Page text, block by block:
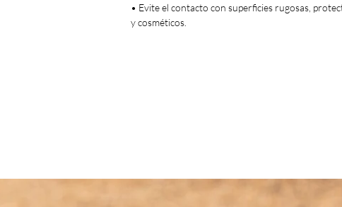
• Evite el contacto con superficies rugosas,
y cosméticos.